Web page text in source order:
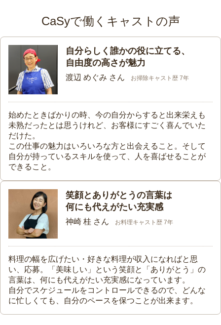
CaSyで働くキャストの声
自分らしく誰かの役に立てる、
自由度の高さが魅力
渡辺 めぐみ さん お掃除キャスト歴 7年
始めたときばかりの時、今の自分からすると出来栄えも
未熟だったとは思うけれど、お客様にすごく喜んでいた
だけた。
この仕事の魅力はいろいろな方と出会えること。そして
自分が持っているスキルを使って、人を喜ばせることが
できること。
笑顔とありがとうの言葉は
何にも代えがたい充実感
神崎 桂 さん お料理キャスト歴 7年
料理の幅を広げたい・好きな料理が収入になればと思
い、応募。「美味しい」という笑顔と「ありがとう」の
言葉は、何にも代えがたい充実感になっています。
自分でスケジュールをコントロールできるので、どんな
に忙しくても、自分のペースを保つことが出来ます。